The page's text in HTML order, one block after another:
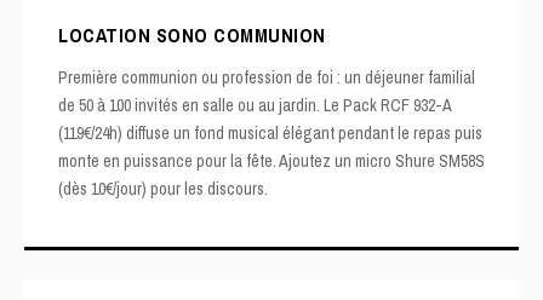
LOCATION SONO COMMUNION
Première communion ou profession de foi : un déjeuner familial
de 50 à 100 invités en salle ou au jardin. Le Pack RCF 932-A
(119€/24h) diffuse un fond musical élégant pendant le repas puis
monte en puissance pour la fête. Ajoutez un micro Shure SM58S
(dès 10€/jour) pour les discours.